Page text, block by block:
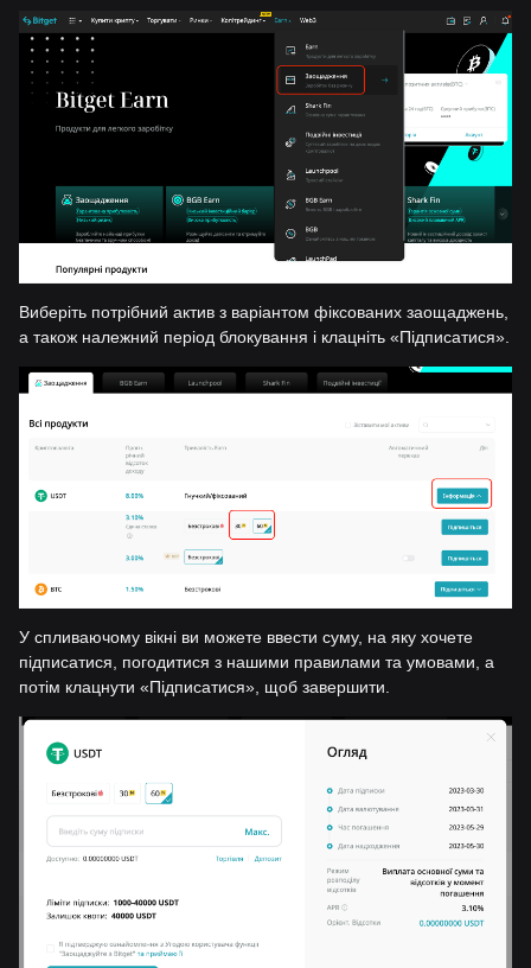
Виберіть потрібний актив з варіантом фіксованих заощаджень,
а також належний період блокування і клацніть «Підписатися».
У спливаючому вікні ви можете ввести суму, на яку хочете
підписатися, погодитися з нашими правилами та умовами, а
потім клацнути «Підписатися», щоб завершити.